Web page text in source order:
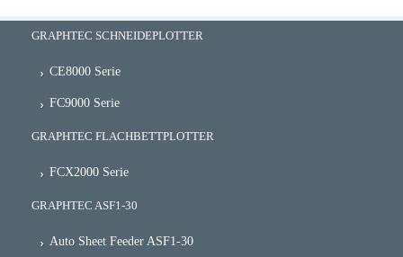
GRAPHTEC SCHNEIDEPLOTTER
CE8000 Serie
FC9000 Serie
GRAPHTEC FLACHBETTPLOTTER
FCX2000 Serie
GRAPHTEC ASF1-30
Auto Sheet Feeder ASF1-30